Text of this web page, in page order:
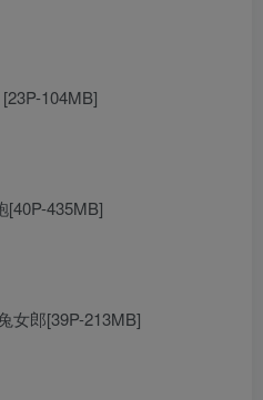
104MB]
[40P-435MB]
女郎[39P-213MB]